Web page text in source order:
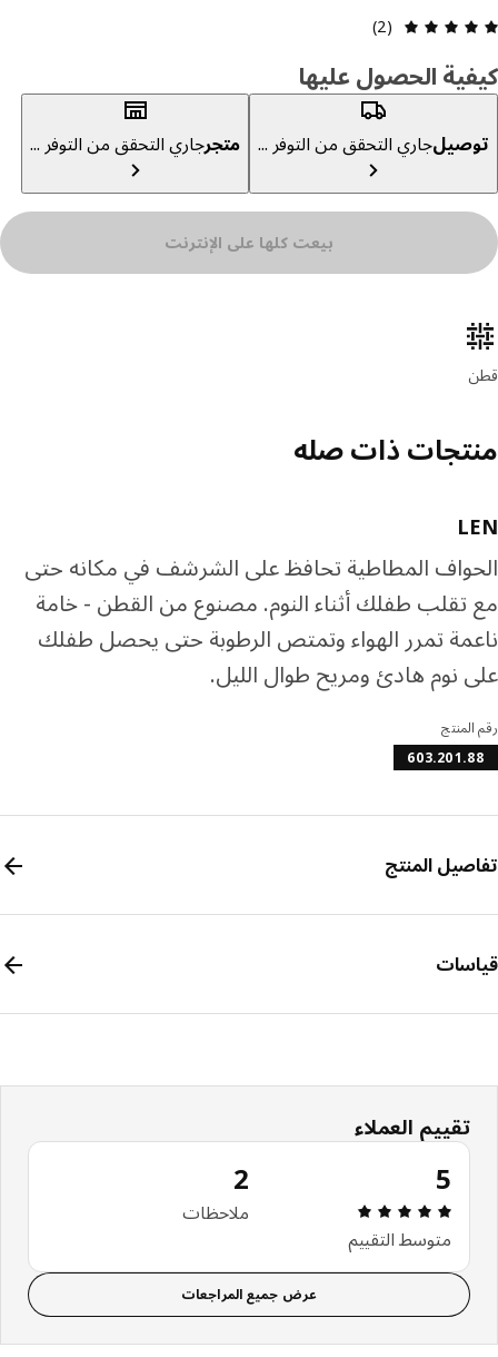
مراجعة التقييم: 5 من 5 نجوم إجمالي المراجعات: 2
(2)
الحصول عليها
جاري التحقق من التوفر ... متجرجاري التحقق من التوفر ...
بيعت كلها على الإنترنت
المنتج
ذات صله
المطاطية تحافظ على الشرشف في مكانه حتى
طفلك أثناء النوم. مصنوع من القطن - خامة
تمرر الهواء وتمتص الرطوبة حتى يحصل طفلك
نوم هادئ ومريح طوال الليل.
المنتج
تقييم العملاء
مراجعة التقييم: 5 من 5 نجوم إجمالي المراجعات: 2
متوسط التقييم
ملاحظات
عرض جميع المراجعات